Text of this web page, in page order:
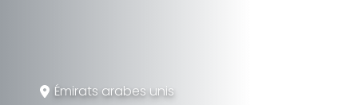
Émirats arabes unis